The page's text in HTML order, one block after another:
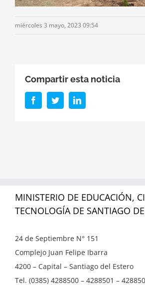
miércoles 3 mayo, 2023 09:54
Compartir esta noticia
FacebookTwitterLinkedIn
MINISTERIO DE EDUCACIÓN,
TECNOLOGÍA DE SANTIAGO
24 de Septiembre N° 151
Complejo Juan Felipe Ibarra
4200 – Capital – Santiago del Estero
Tel. (0385) 4288500 – 4288501 –